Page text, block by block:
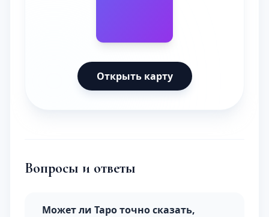
Открыть карту
Вопросы и ответы
Может ли Таро точно сказать,